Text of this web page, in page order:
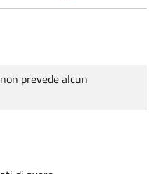
prevede alcun